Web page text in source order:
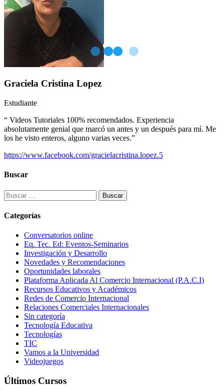
Graciela Cristina Lopez
Estudiante
“ Videos Tutoriales 100% recomendados. Experiencia
absolutamente genial que marcó un antes y un después para mí. Me
los he visto enteros, alguno varias veces.”
https://www.facebook.com/gracielacristina.lopez.5
Buscar
Buscar:
Categorías
Conversatorios online
Eq. Tec. Ed: Eventos-Seminarios
Investigación y Desarrollo
Novedades y Recomendaciones
Oportunidades laborales
Plataforma Aplicada Al Comercio Internacional (P.A.C.I)
Recursos Educativos y Académicos
Redes de Comercio Internacional
Relaciones Comerciales Internacionales
Sin categoría
Tecnología Educativa
Tecnologías
TIC
Vamos a la Universidad
Videojuegos
Últimos Cursos